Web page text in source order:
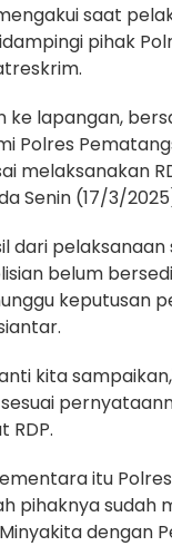
saat
pihak
ke lapangan,
Polres
melaksanakan
Senin (17/3/
dari
belum
keputusan
kita
RDP.
itu
pihaknya sudah
dengan